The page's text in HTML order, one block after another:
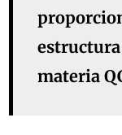
materia